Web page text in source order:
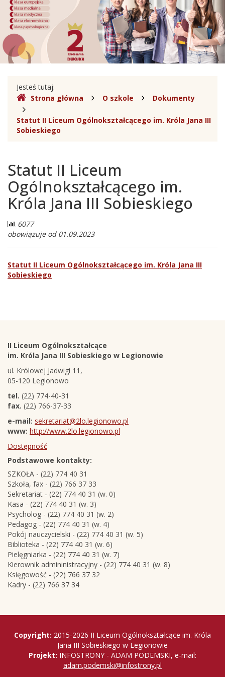
Ogólnokształcące
im.
Króla
Jana
Sobieskiego
Legionowie
Gdzie
jesteśmy
Jesteś tutaj:
Strona główna
O szkole Dokumenty
Statut II Liceum Ogólnokształcącego im. Króla Jana III
Sobieskiego
Statut II Liceum
Ogólnokształcącego im.
Króla Jana III Sobieskiego
Liczba
odwiedzających:
6077
obowiązuje od 01.09.2023
Statut II Liceum Ogólnokształcącego im. Króla Jana III
Sobieskiego
Adres
szkoły
II Liceum Ogólnokształcące
im. Króla Jana III Sobieskiego w Legionowie
ul. Królowej Jadwigi 11,
05-120 Legionowo
tel. (22) 774-40-31
fax. (22) 766-37-33
e-mail: sekretariat@2lo.legionowo.pl
www: http://www.2lo.legionowo.pl
Dostępność
Podstawowe kontakty:
SZKOŁA - (22) 774 40 31
Szkoła, fax - (22) 766 37 33
Sekretariat - (22) 774 40 31 (w. 0)
Kasa - (22) 774 40 31 (w. 3)
Psycholog - (22) 774 40 31 (w. 2)
Pedagog - (22) 774 40 31 (w. 4)
Pokój nauczycielski - (22) 774 40 31 (w. 5)
Biblioteka - (22) 774 40 31 (w. 6)
Pielęgniarka - (22) 774 40 31 (w. 7)
Kierownik admininistracyjny - (22) 774 40 31 (w. 8)
Księgowość - (22) 766 37 32
Kadry - (22) 766 37 34
Copyright
Copyright: 2015-2026 II Liceum Ogólnokształcące im. Króla
Jana III Sobieskiego w Legionowie
Projekt: INFOSTRONY - ADAM PODEMSKI, e-mail:
adam.podemski@infostrony.pl